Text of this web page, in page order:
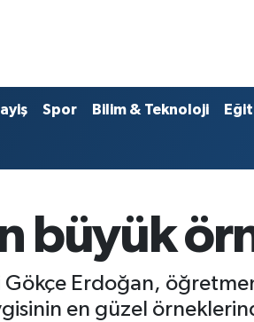
Spor Bilim & Teknoloji
büyük
Gökçe Erdoğan,
en güzel